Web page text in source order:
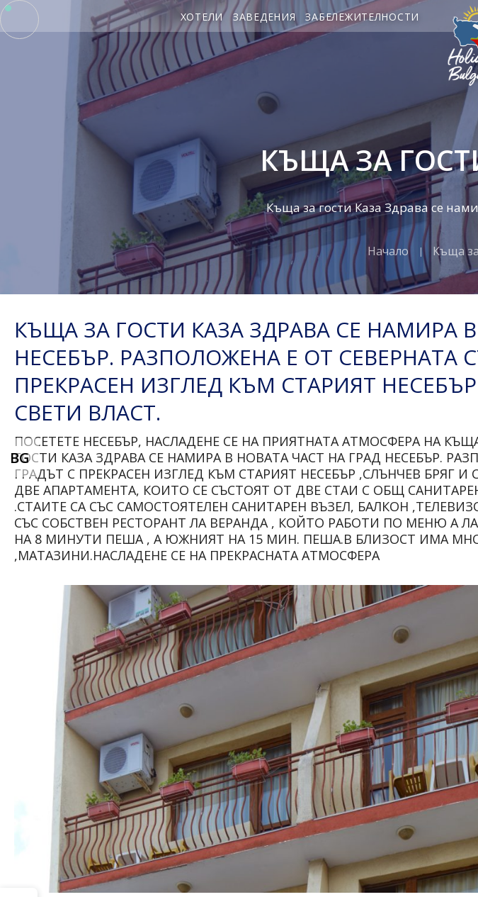
ХОТЕЛИ ЗАВЕДЕНИЯ ЗАБЕЛЕЖИТЕЛНОСТИ
КЪЩА ЗА
Къща за гости Каза Здрава се
Начало Къща
КЪЩА ЗА ГОСТИ КАЗА ЗДРАВА СЕ НАМИРА
НЕСЕБЪР. РАЗПОЛОЖЕНА Е ОТ СЕВЕРНАТА
ПРЕКРАСЕН ИЗГЛЕД КЪМ СТАРИЯТ
СВЕТИ ВЛАСТ.
ПОСЕТЕТЕ НЕСЕБЪР, НАСЛАДЕНЕ СЕ НА ПРИЯТНАТА АТМОСФЕРА НА
ГОСТИ КАЗА ЗДРАВА СЕ НАМИРА В НОВАТА ЧАСТ НА ГРАД НЕСЕБЪР.
ГРАДЪТ С ПРЕКРАСЕН ИЗГЛЕД КЪМ СТАРИЯТ НЕСЕБЪР ,СЛЪНЧЕВ БРЯГ
ДВЕ АПАРТАМЕНТА, КОИТО СЕ СЪСТОЯТ ОТ ДВЕ СТАИ С ОБЩ
.СТАИТЕ СА СЪС САМОСТОЯТЕЛЕН САНИТАРЕН ВЪЗЕЛ, БАЛКОН
СЪС СОБСТВЕН РЕСТОРАНТ ЛА ВЕРАНДА , КОЙТО РАБОТИ ПО МЕНЮ А
НА 8 МИНУТИ ПЕША , А ЮЖНИЯТ НА 15 МИН. ПЕША.В БЛИЗОСТ ИМА
,МАТАЗИНИ.НАСЛАДЕНЕ СЕ НА ПРЕКРАСНАТА АТМОСФЕРА
BG